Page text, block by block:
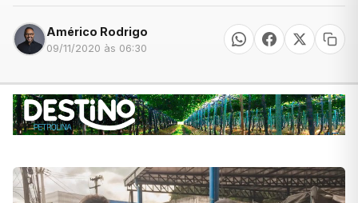
Américo Rodrigo
09/11/2020 às 06:30